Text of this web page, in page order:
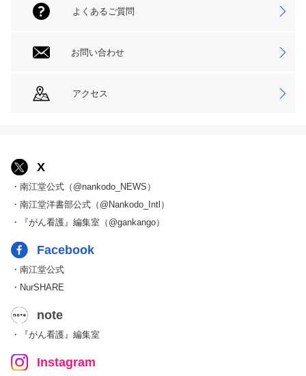
よくあるご質問
お問い合わせ
アクセス
X
・南江堂公式（@nankodo_NEWS）
・南江堂洋書部公式（@Nankodo_Intl）
・『がん看護』編集室（@gankango）
Facebook
・南江堂公式
・NurSHARE
note
・『がん看護』編集室
Instagram